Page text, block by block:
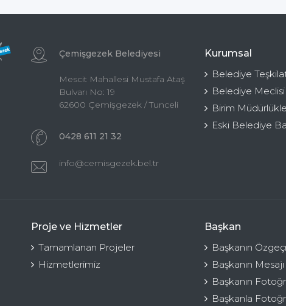
Çemişgezek Belediyesi
Mescit Mahallesi Mustafa Ataş
Bulvarı No: 19
62600 Çemişgezek / Tunceli
0428 611 21 32
info@cemisgezek.bel.tr
Kurumsal
Belediye
Belediye Meclisi
Birim
Eski Belediye
Proje ve Hizmetler
Tamamlanan Projeler
Hizmetlerimiz
Başkan
Başkanın
Başkanın Mesajı
Başkanın
Başkanla